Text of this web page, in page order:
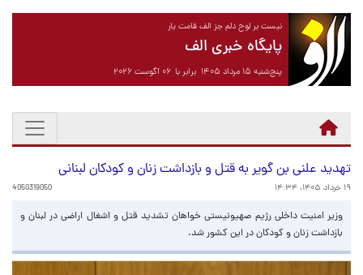
نیست بر لوح دلم جز الف قامت یار
پایگاه خبری الف
پنج‌شنبه ۱۵ مرداد ۱۴۰۵ برابر با ۰۶ آگوست ۲۰۲۶
تهدید علنی بن گویر به قتل و بازداشت زنان و کودکان لبنانی
۱۹ خرداد ۱۴۰۵، ۱۴:۳۴ 4050319050
وزیر امنیت داخلی رژیم صهیونیستی خواهان تشدید قتل و اشغال اراضی در لبنان و
بازداشت زنان و کودکان در این کشور شد.